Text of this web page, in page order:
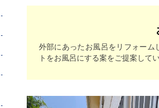
外部にあったお風呂をリフォー
トをお風呂にする案をご提案して